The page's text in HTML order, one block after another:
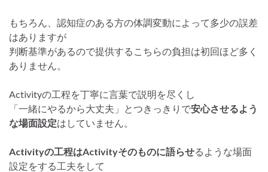
もちろん、認知症のある方の体調変動によって多少の誤差
はありますが
判断基準があるので提供するこちらの負担は初回ほど多く
ありません。
Activityの工程を丁寧に言葉で説明を尽くし
「一緒にやるから大丈夫」とつきっきりで安心させるよう
な場面設定はしていません。
Activityの工程はActivityそのものに語らせるような場面
設定をする工夫をして